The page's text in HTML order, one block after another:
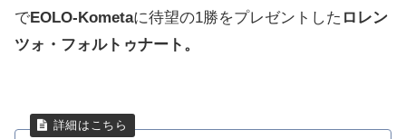
でEOLO-Kometaに待望の1勝をプレゼントした ロレン
ツォ・フォルトゥナート。